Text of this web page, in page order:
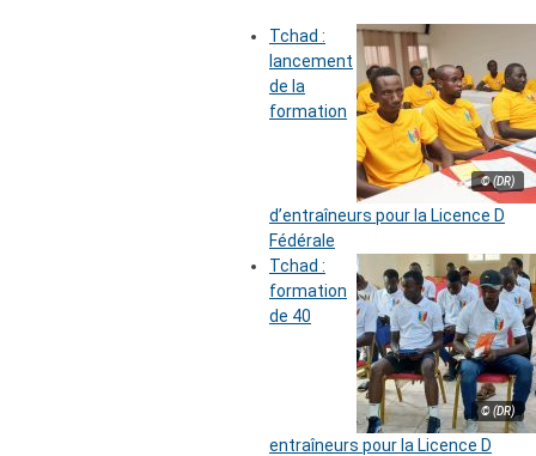
© (DR)
Tchad :
lancement
de la
formation
d’entraîneurs pour la Licence D
Fédérale
© (DR)
Tchad :
formation
de 40
entraîneurs pour la Licence D